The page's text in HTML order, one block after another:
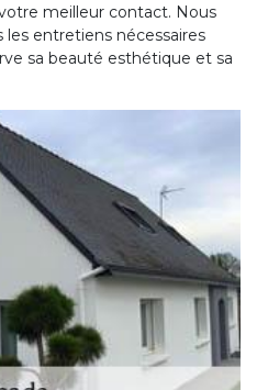
meilleur contact. Nous
entretiens nécessaires
sa beauté esthétique et sa